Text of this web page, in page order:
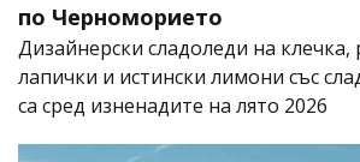
по Черноморието
Дизайнерски сладоледи на клечка,
лапички и истински лимони със
са сред изненадите на лято 2026